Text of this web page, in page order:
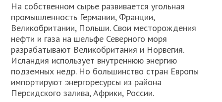
На собственном сырье развивается угольная
промышленность Германии, Франции,
Великобритании, Польши. Свои месторождения
нефти и газа на шельфе Северного моря
разрабатывают Великобритания и Норвегия.
Исландия использует внутреннюю энергию
подземных недр. Но большинство стран Европы
импортируют энергоресурсы из района
Персидского залива, Африки, России.